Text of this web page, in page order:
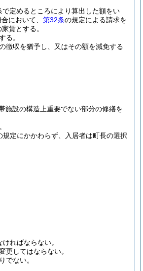
で定めるところにより算出した額をい
において、 第32条の規定による請求を
賃とする。
る。
徴収を猶予し、又はその額を減免する
施設の構造上重要でない部分の修繕を
規定にかかわらず、入居者は町長の選択
ればならない。
更してはならない。
でない。